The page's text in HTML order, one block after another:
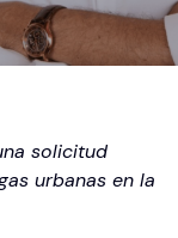
solicitud
urbanas en la